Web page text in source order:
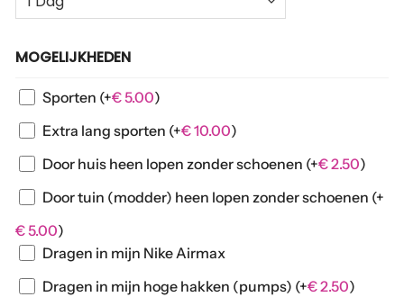
MOGELIJKHEDEN
Sporten (+€5.00)
Extra lang sporten (+€10.00)
Door huis heen lopen zonder schoenen (+€2.50)
Door tuin (modder) heen lopen zonder schoenen (+
€5.00)
Dragen in mijn Nike Airmax
Dragen in mijn hoge hakken (pumps) (+€2.50)